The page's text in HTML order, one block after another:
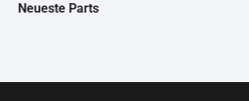
Neueste Parts